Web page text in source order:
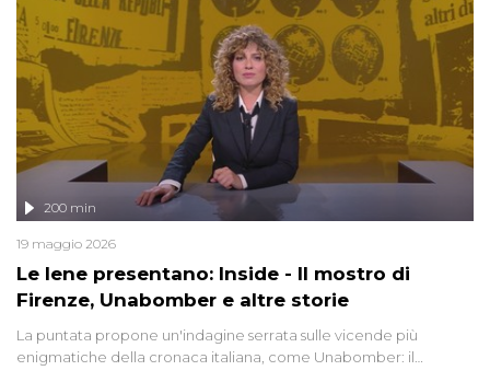
Le Iene presentano: Inside - Il mostro di
Firenze, Unabomber e altre storie
200 min
19 maggio 2026
La puntata propone un'indagine serrata sulle vicende più
enigmatiche della cronaca italiana, come Unabomber: il